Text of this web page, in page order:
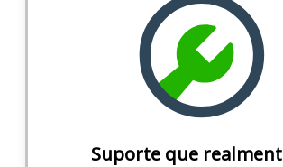
Suporte que